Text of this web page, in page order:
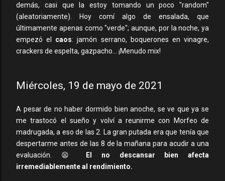
demás, casi que la estoy tomando un poco "random"
(aleatoriamente). Hoy comí algo de ensalada, que
últimamente apenas como "verde"; aunque, por la noche, ya
empezó el caos: jamón serrano, boquerones en vinagre,
crackers de espelta, gazpacho... ¡Menudo mix!
Miércoles, 19 de mayo de 2021
A pesar de no haber dormido bien anoche, se ve que ya se
me trastocó el sueño y volví a reunirme con Morfeo de
madrugada, a eso de las 2. La gran putada era que tenía que
despertarme antes de las 8 de la mañana para acudir a una
evaluación. 😫 El no descansar bien afecta
irremediablemente al rendimiento.